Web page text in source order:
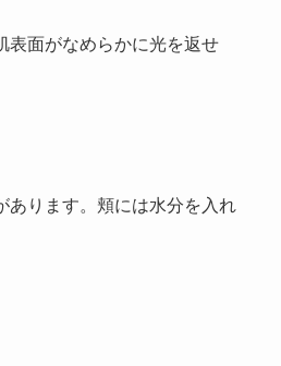
表面がなめらかに光を返せ
あります。頬には水分を入れ